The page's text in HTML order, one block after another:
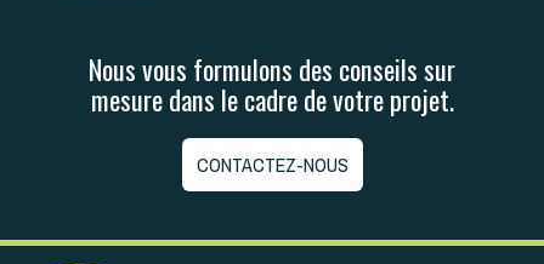
Nous vous formulons des conseils sur
mesure dans le cadre de votre projet.
CONTACTEZ-NOUS